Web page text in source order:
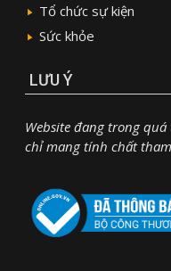
Tổ chức sự kiện
Sức khỏe
LƯU Ý
Website đang trong
chỉ mang tính chất